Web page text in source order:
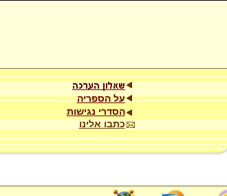
על הספריה
הסדרי נגישות
כתבו אלינו